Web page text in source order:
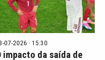
07-2026 · 15:30
impacto da saída de